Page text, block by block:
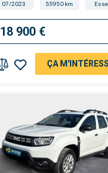
07/2023 55950 km
18 900 €
ÇA